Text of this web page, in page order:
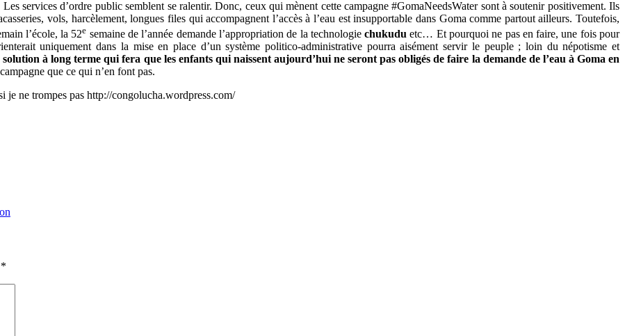
services d’ordre public semblent se ralentir. Donc, ceux qui mènent cette campagne #GomaNeedsWater sont à soutenir positivement. Ils
vols, harcèlement, longues files qui accompagnent l’accès à l’eau est insupportable dans Goma comme partout ailleurs. Toutefois,
l’école, la 52e semaine de l’année demande l’appropriation de la technologiechukudu etc… Et pourquoi ne pas en faire, une fois pour
uniquement dans la mise en place d’un système politico-administrative pourra aisément servir le peuple ; loin du népotisme et
à long terme qui fera que les enfants qui naissent aujourd’hui ne seront pas obligés de faire la demande de l’eau à Goma en
que ce qui n’en font pas.
je ne trompes pas http://congolucha.wordpress.com/
*